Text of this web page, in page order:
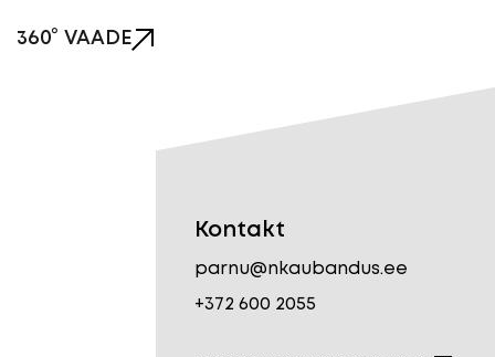
360° VAADE
Kontakt
parnu@nkaubandus.ee
+372 600 2055